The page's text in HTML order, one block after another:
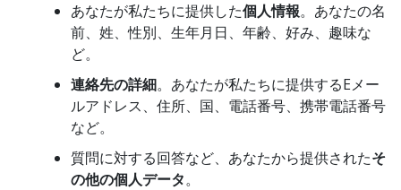
あなたが私たちに提供した個人情報。あなたの名
前、姓、性別、生年月日、年齢、好み、趣味な
ど。
連絡先の詳細。あなたが私たちに提供するEメー
ルアドレス、住所、国、電話番号、携帯電話番号
など。
質問に対する回答など、あなたから提供されたそ
の他の個人データ。